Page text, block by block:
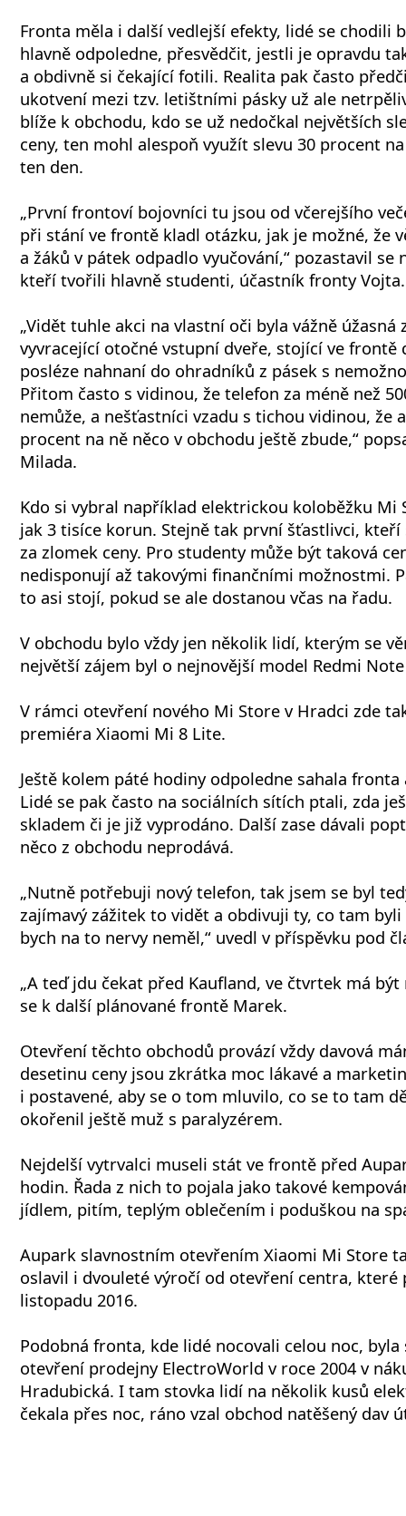
Fronta měla i další vedlejší efekty, lidé se chodili
hlavně odpoledne, přesvědčit, jestli je opravdu
a obdivně si čekající fotili. Realita pak často
ukotvení mezi tzv. letištními pásky už ale
blíže k obchodu, kdo se už nedočkal největších
ceny, ten mohl alespoň využít slevu 30 procent
ten den.
„První frontoví bojovníci tu jsou od včerejšího
při stání ve frontě kladl otázku, jak je možné, že
a žáků v pátek odpadlo vyučování,“ pozastavil se
kteří tvořili hlavně studenti, účastník fronty Vojta.
„Vidět tuhle akci na vlastní oči byla vážně
vyvracející otočné vstupní dveře, stojící ve frontě
posléze nahnaní do ohradníků z pásek s
Přitom často s vidinou, že telefon za méně než
nemůže, a nešťastníci vzadu s tichou vidinou, že
procent na ně něco v obchodu ještě zbude,“
Milada.
Kdo si vybral například elektrickou koloběžku Mi
jak 3 tisíce korun. Stejně tak první šťastlivci,
za zlomek ceny. Pro studenty může být taková
nedisponují až takovými finančními možnostmi.
to asi stojí, pokud se ale dostanou včas na řadu.
V obchodu bylo vždy jen několik lidí, kterým se
největší zájem byl o nejnovější model Redmi
V rámci otevření nového Mi Store v Hradci zde
premiéra Xiaomi Mi 8 Lite.
Ještě kolem páté hodiny odpoledne sahala
Lidé se pak často na sociálních sítích ptali, zda
skladem či je již vyprodáno. Další zase dávali
něco z obchodu neprodává.
„Nutně potřebuji nový telefon, tak jsem se byl
zajímavý zážitek to vidět a obdivuji ty, co tam
bych na to nervy neměl,“ uvedl v příspěvku pod
„A teď jdu čekat před Kaufland, ve čtvrtek má
se k další plánované frontě Marek.
Otevření těchto obchodů provází vždy davová
desetinu ceny jsou zkrátka moc lákavé a
i postavené, aby se o tom mluvilo, co se to tam
okořenil ještě muž s paralyzérem.
Nejdelší vytrvalci museli stát ve frontě před
hodin. Řada z nich to pojala jako takové
jídlem, pitím, teplým oblečením i poduškou na
Aupark slavnostním otevřením Xiaomi Mi Store
oslavil i dvouleté výročí od otevření centra, které
listopadu 2016.
Podobná fronta, kde lidé nocovali celou noc,
otevření prodejny ElectroWorld v roce 2004 v
Hradubická. I tam stovka lidí na několik kusů
čekala přes noc, ráno vzal obchod natěšený dav